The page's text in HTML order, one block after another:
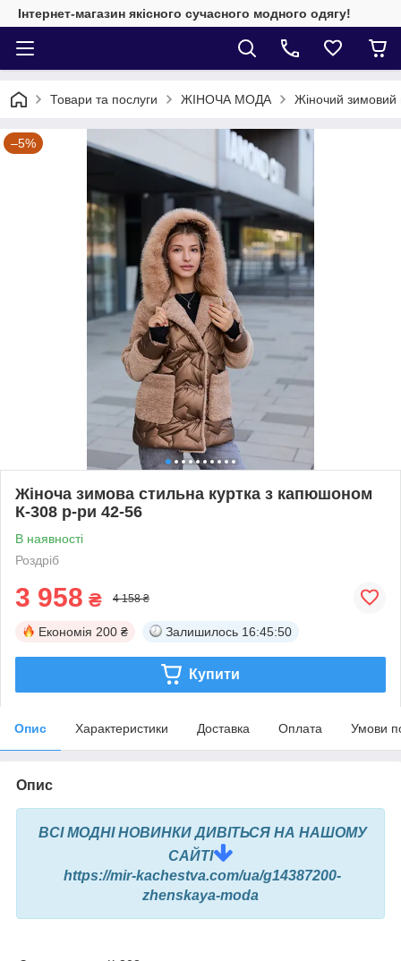
Інтернет-магазин якісного сучасного модного одягу!
Товари та послуги ЖІНОЧА МОДА Жіночий зимовий
–5%
Жіноча зимова стильна куртка з капюшоном
К-308 р-ри 42-56
В наявності
Роздріб
3 958 ₴ 4 158 ₴
Економія 200 ₴ Залишилось 16:45:49
Купити
Опис Характеристики Доставка Оплата Умови
Опис
ВСІ МОДНІ НОВИНКИ ДИВІТЬСЯ НА НАШОМУ
САЙТІ
https://mir-kachestva.com/ua/g14387200-
zhenskaya-moda